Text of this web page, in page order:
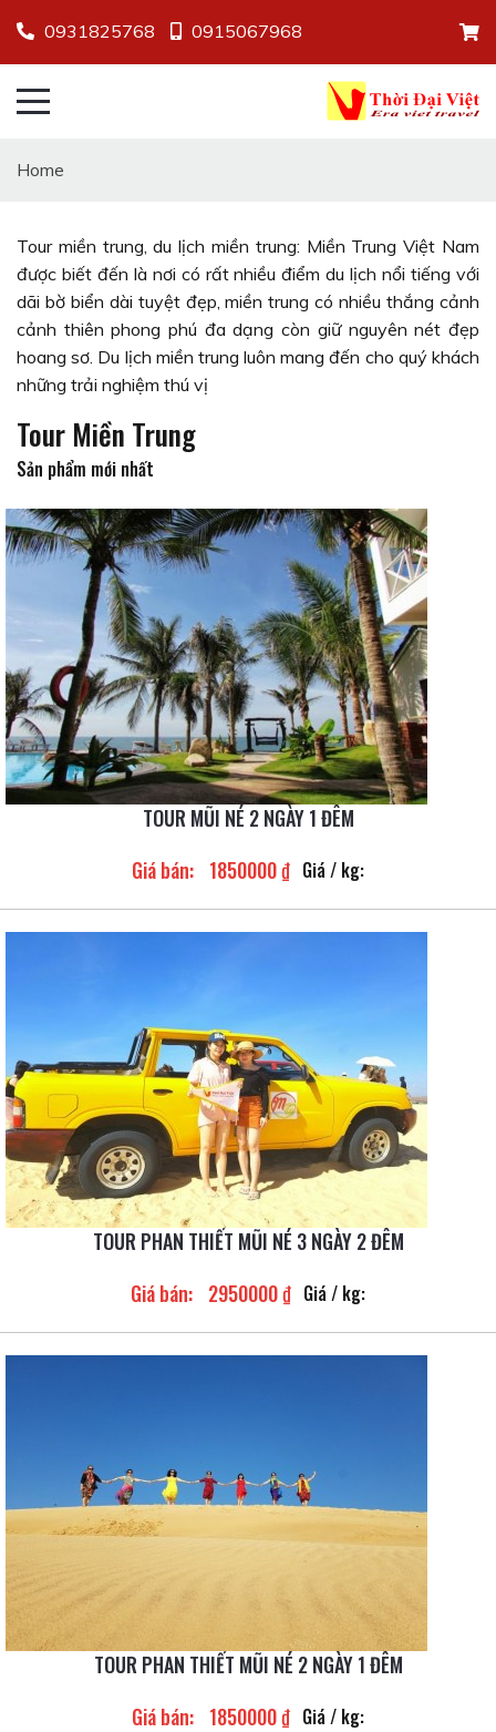
0931825768 0915067968
Home
Tour miền trung, du lịch miền trung: Miền Trung Việt Nam
được biết đến là nơi có rất nhiều điểm du lịch nổi tiếng với
dãi bờ biển dài tuyệt đẹp, miền trung có nhiều thắng cảnh
cảnh thiên phong phú đa dạng còn giữ nguyên nét đẹp
hoang sơ. Du lịch miền trung luôn mang đến cho quý khách
những trải nghiệm thú vị
Tour Miền Trung
Sản phẩm mới nhất
TOUR MŨI NÉ 2 NGÀY 1 ĐÊM
Giá bán: 1850000 ₫ Giá / kg:
Ngày khởi hành:
TOUR PHAN THIẾT MŨI NÉ 3 NGÀY 2 ĐÊM
Giá bán: 2950000 ₫ Giá / kg:
Ngày khởi hành:
TOUR PHAN THIẾT MŨI NÉ 2 NGÀY 1 ĐÊM
Giá bán: 1850000 ₫ Giá / kg:
Ngày khởi hành: